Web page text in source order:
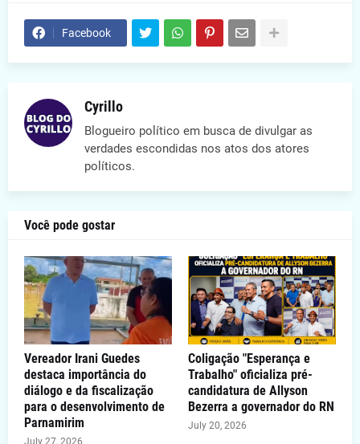
Facebook
Cyrillo
Blogueiro político em busca de divulgar as
verdades escondidas nos atos dos atores
políticos.
Você pode gostar
Vereador Irani Guedes
destaca importância do
diálogo e da fiscalização
para o desenvolvimento de
Parnamirim
July 27, 2026
Coligação "Esperança e
Trabalho" oficializa pré-
candidatura de Allyson
Bezerra a governador do RN
July 20, 2026